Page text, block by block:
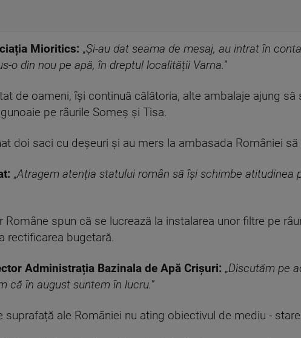
Mioritics: „Și-au dat seama de mesaj, au intrat în
o din nou pe apă, în dreptul localității Varna.”
de oameni, își continuă călătoria, alte ambalaje ajung
pe râurile Someș și Tisa.
doi saci cu deșeuri și au mers la ambasada României să
„Atragem atenția statului român să își schimbe atitudinea
Române spun că se lucrează la instalarea unor filtre pe
rectificarea bugetară.
Administrația Bazinala de Apă Crișuri: „Discutăm pe
că în august suntem în lucru.”
suprafață ale României nu ating obiectivul de mediu -